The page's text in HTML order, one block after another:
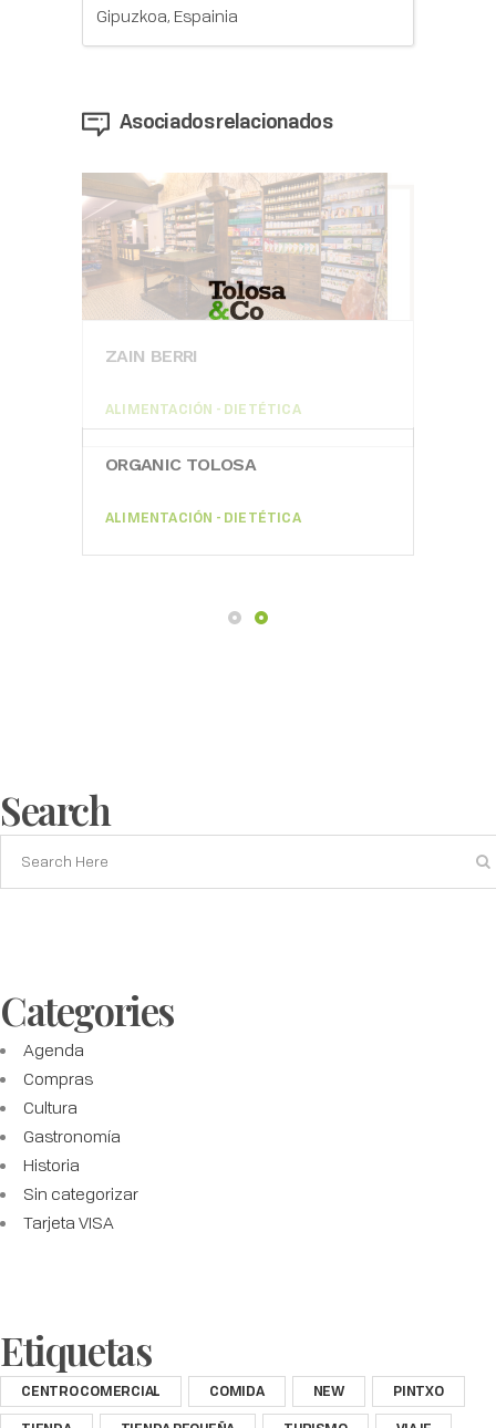
Gipuzkoa, Espainia
Asociados relacionados
ORGANIC TOLOSA
ALIMENTACIÓN - DIETÉTICA
ZAIN BERRI
ALIMENTACIÓN - DIETÉTICA
Search
Categories
Agenda
Compras
Cultura
Gastronomía
Historia
Sin categorizar
Tarjeta VISA
Etiquetas
CENTRO COMERCIAL COMIDA NEW
PINTXO